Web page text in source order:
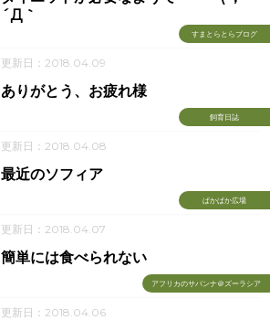
すまとらとらブログ
´Д｀
更新日：2018.04.09
飼育日誌
ありがとう、お疲れ様
更新日：2018.04.08
ぱかぱか広場
最近のソフィア
更新日：2018.04.07
アフリカのサバンナ＠ズーラシア
簡単には食べられない
更新日：2018.04.06